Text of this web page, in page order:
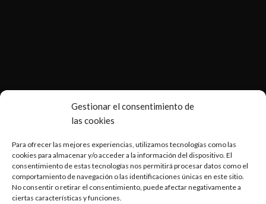
Gestionar el consentimiento de
las cookies
Para ofrecer las mejores experiencias, utilizamos tecnologías como las
cookies para almacenar y/o acceder a la información del dispositivo. El
consentimiento de estas tecnologías nos permitirá procesar datos como el
comportamiento de navegación o las identificaciones únicas en este sitio.
No consentir o retirar el consentimiento, puede afectar negativamente a
ciertas características y funciones.